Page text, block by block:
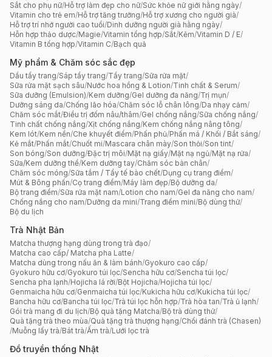
Sắt cho phụ nữ/Hỗ trợ làm đẹp cho nữ/Sức khỏe nữ giới hằng ngày/
Vitamin cho trẻ em/Hỗ trợ tăng trưởng/Hỗ trợ xương cho người già/
Hỗ trợ trí nhớ người cao tuổi/Dinh dưỡng người già hằng ngày/
Hỗn hợp thảo dược/Magie/Vitamin tổng hợp/Sắt/Kẽm/Vitamin D / E/
Vitamin B tổng hợp/Vitamin C/Bạch quả
Mỹ phẩm & Chăm sóc sắc đẹp
Dầu tẩy trang/Sáp tẩy trang/Tẩy trang/Sữa rửa mặt/
Sữa rửa mặt sạch sâu/Nước hoa hồng & Lotion/Tinh chất & Serum/
Sữa dưỡng (Emulsion)/Kem dưỡng/Gel dưỡng đa năng/Trị mụn/
Dưỡng sáng da/Chống lão hóa/Chăm sóc lỗ chân lông/Da nhạy cảm/
Chăm sóc mắt/Điều trị đốm nâu/thâm/Gel chống nắng/Sữa chống nắng/
Tinh chất chống nắng/Xịt chống nắng/Kem chống nắng nâng tông/
Kem lót/Kem nền/Che khuyết điểm/Phấn phủ/Phấn má / Khối / Bắt sáng/
Kẻ mắt/Phấn mắt/Chuốt mi/Mascara chân mày/Son thỏi/Son tint/
Son bóng/Son dưỡng/Đặc trị môi/Mặt nạ giấy/Mặt nạ ngủ/Mặt nạ rửa/
Sữa/Kem dưỡng thể/Kem dưỡng tay/Chăm sóc bàn chân/
Chăm sóc móng/Sữa tắm / Tẩy tế bào chết/Dụng cụ trang điểm/
Mút & Bông phấn/Cọ trang điểm/Máy làm đẹp/Bộ dưỡng da/
Bộ trang điểm/Sữa rửa mặt nam/Lotion cho nam/Gel đa năng cho nam/
Chống nắng cho nam/Dưỡng da mini/Trang điểm mini/Bộ dùng thử/
Bộ du lịch
Trà Nhật Bản
Matcha thượng hạng dùng trong trà đạo/
Matcha cao cấp/ Matcha pha Latte/
Matcha dùng trong nấu ăn & làm bánh/Gyokuro cao cấp/
Gyokuro hữu cơ/Gyokuro túi lọc/Sencha hữu cơ/Sencha túi lọc/
Sencha pha lạnh/Hojicha lá rời/Bột Hojicha/Hojicha túi lọc/
Genmaicha hữu cơ/Genmaicha túi lọc/Kukicha hữu cơ/Kukicha túi lọc/
Bancha hữu cơ/Bancha túi lọc/Trà túi lọc hỗn hợp/Trà hòa tan/Trà ủ lạnh/
Gói trà mang đi du lịch/Bộ quà tặng Matcha/Bộ trà dùng thử/
Quà tặng trà theo mùa/Quà tặng trà thượng hạng/Chổi đánh trà (Chasen)
/Muỗng lấy trà/Bát trà/Ấm trà/Lưới lọc trà
Đồ truyền thống Nhật